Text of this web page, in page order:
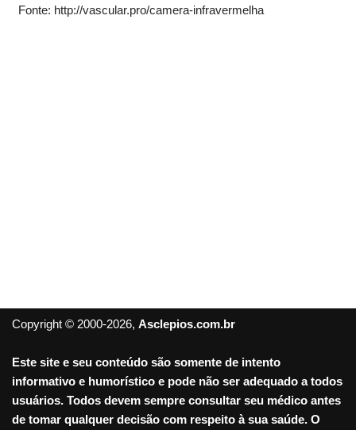
Fonte: http://vascular.pro/camera-infravermelha
Copyright © 2000-2026, Asclepios.com.br
Este site e seu conteúdo são somente de intento
informativo e humorístico e pode não ser adequado a todos
usuários. Todos devem sempre consultar seu médico antes
de tomar qualquer decisão com respeito à sua saúde. O